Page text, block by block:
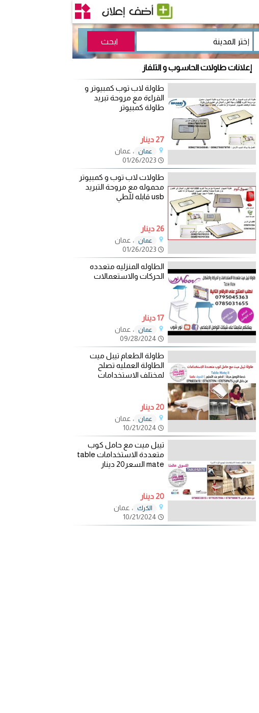
إعلانات طاولات الحاسوب و التلفاز
طاولة لاب توب كمبيوتر و
القراءة مع مروحة تبريد
طاولة كمبيوتر
27 دينار
عمان ، عمان
01/26/2023
طاولات لاب توب و كمبيوتر
محموله مع مروحة التبريد
usb قابله للطي
26 دينار
عمان ، عمان
01/26/2023
الطاوله المنزليه متعدده
الحركات والاستعمالات
17 دينار
عمان ، عمان
09/28/2024
طاولة الطعام تيبل ميت
الطاولة العمليه تصلح
لمختلف الاستخدامات
20 دينار
عمان ، عمان
10/21/2024
تيبل ميت مع حامل كوب
متعددة الاستخدامات table
mate السعر20 دينار
20 دينار
الكرك ، عمان
10/21/2024